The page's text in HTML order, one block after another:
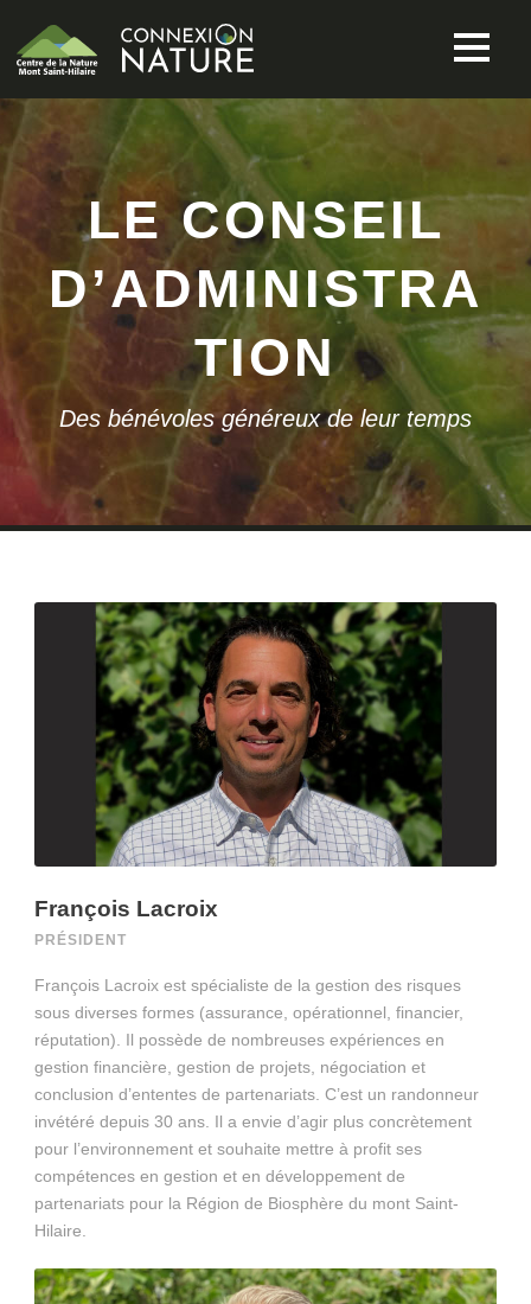
LE CONSEIL
D’ADMINISTRA
TION
Des bénévoles généreux de leur temps
François Lacroix
PRÉSIDENT
François Lacroix est spécialiste de la gestion des risques
sous diverses formes (assurance, opérationnel, financier,
réputation). Il possède de nombreuses expériences en
gestion financière, gestion de projets, négociation et
conclusion d’ententes de partenariats. C’est un randonneur
invétéré depuis 30 ans. Il a envie d’agir plus concrètement
pour l’environnement et souhaite mettre à profit ses
compétences en gestion et en développement de
partenariats pour la Région de Biosphère du mont Saint-
Hilaire.